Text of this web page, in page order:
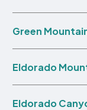
Green
Eldorado
Eldorado